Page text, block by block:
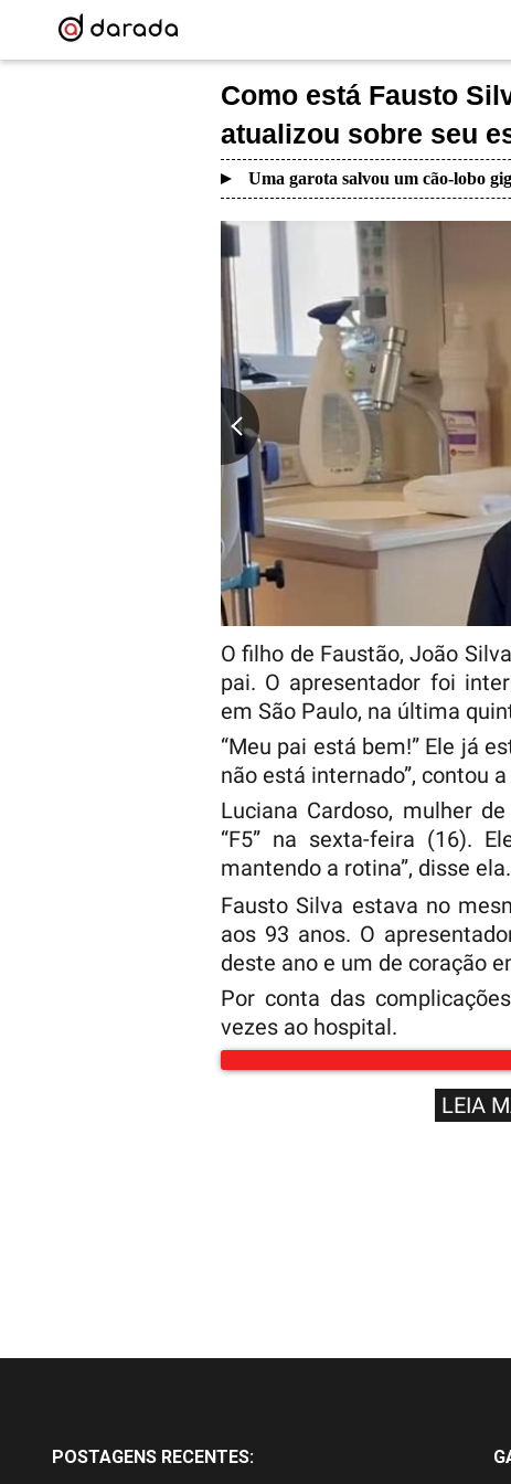
Como está Fausto
atualizou sobre seu
Uma garota salvou um cão-lobo
O filho de Faustão, João
pai. O apresentador foi
em São Paulo, na última
“Meu pai está bem!” Ele já
não está internado”, contou
Luciana Cardoso, mulher
“F5” na sexta-feira (16).
mantendo a rotina”, disse ela.
Fausto Silva estava no
aos 93 anos. O
deste ano e um de coração
Por conta das
vezes ao hospital.
LEIA
POSTAGENS RECENTES: